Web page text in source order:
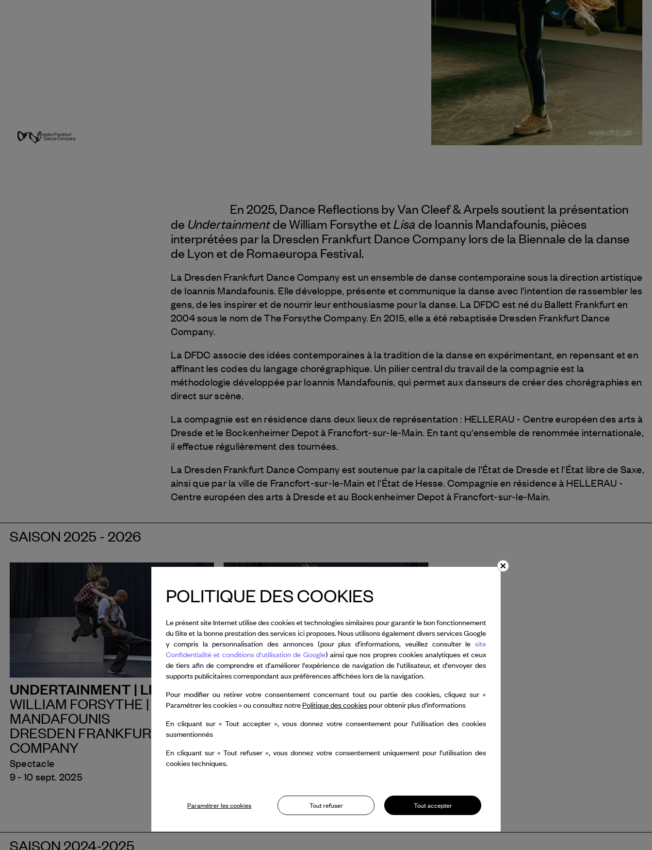
En 2025, Dance Reflections byVan Cleef & Arpelssoutient la présentation
de Undertainmentde William Forsythe et Lisa de Ioannis Mandafounis, pièces
interprétées par la Dresden Frankfurt Dance Company lors de la Biennale de la danse
de Lyon et de Romaeuropa Festival.
La Dresden Frankfurt Dance Company est un ensemble de danse contemporaine sous la direction artistique
de Ioannis Mandafounis. Elle développe, présente et communique la danse avec l'intention de rassembler les
gens, de les inspirer et de nourrir leur enthousiasme pour la danse. La DFDC est né du Ballett Frankfurt en
2004 sous le nom de The Forsythe Company. En 2015, elle a été rebaptisée Dresden Frankfurt Dance
Company.
La DFDC associe des idées contemporaines à la tradition de la danse en expérimentant, en repensant et en
affinant les codes du langage chorégraphique. Un pilier central du travail de la compagnie est la
méthodologie développée par Ioannis Mandafounis, qui permet aux danseurs de créer des chorégraphies en
direct sur scène.
La compagnie est en résidence dans deux lieux de représentation : HELLERAU - Centre européen des arts à
Dresde et le Bockenheimer Depot à Francfort-sur-le-Main. En tant qu'ensemble de renommée internationale,
il effectue régulièrement des tournées.
La Dresden Frankfurt Dance Company est soutenue par la capitale de l'État de Dresde et l'État libre de Saxe,
ainsi que par la ville de Francfort-sur-le-Main et l'État de Hesse. Compagnie en résidence à HELLERAU -
Centre européen des arts à Dresde et au Bockenheimer Depot à Francfort-sur-le-Main.
SAISON 2025 - 2026
UNDERTAINMENT | LISA
WILLIAM FORSYTHE | IOANNIS
MANDAFOUNIS
DRESDEN FRANKFURT DANCE
COMPANY
Spectacle
9 - 10 sept. 2025
UNDERTAINMENT | LISA
WILLIAM FORSYTHE | IOANNIS
MANDAFOUNIS
DRESDEN FRANKFURT DANCE
COMPANY
Spectacle
SAISON 2024-2025
POLITIQUE DES COOKIES
Le présent site Internet utilise des cookies et technologies similaires pour garantir le bon fonctionnement
du Site et la bonne prestation des services ici proposes. Nous utilisons également divers services Google
y compris la personnalisation des annonces (pour plus d'informations, veuillez consulter le site
Confidentialité et conditions d'utilisation de Google) ainsi que nos propres cookies analytiques et ceux
de tiers afin de comprendre et d'améliorer l'expérience de navigation de l'utilisateur, et d'envoyer des
supports publicitaires correspondant aux préférences affichées lors de la navigation.
Pour modifier ou retirer votre consentement concernant tout ou partie des cookies, cliquez sur «
Paramétrer les cookies » ou consultez notre Politique des cookiespour obtenir plus d’informations
En cliquant sur « Tout accepter », vous donnez votre consentement pour l’utilisation des cookies
susmentionnés
En cliquant sur « Tout refuser », vous donnez votre consentement uniquement pour l’utilisation des
cookies techniques.
Paramétrer les cookies Tout refuser Tout accepter